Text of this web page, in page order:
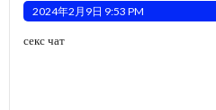
2024年2月9日 9:53 PM
секс чат